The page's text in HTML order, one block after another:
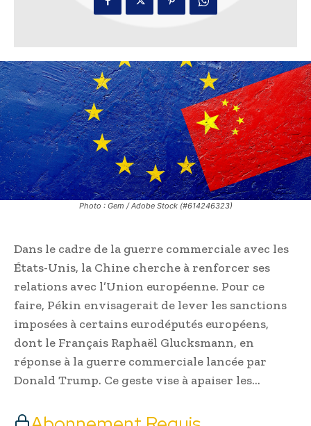
Photo : Gem / Adobe Stock (#614246323)
Dans le cadre de la guerre commerciale avec les
États-Unis, la Chine cherche à renforcer ses
relations avec l’Union européenne. Pour ce
faire, Pékin envisagerait de lever les sanctions
imposées à certains eurodéputés européens,
dont le Français Raphaël Glucksmann, en
réponse à la guerre commerciale lancée par
Donald Trump. Ce geste vise à apaiser les…